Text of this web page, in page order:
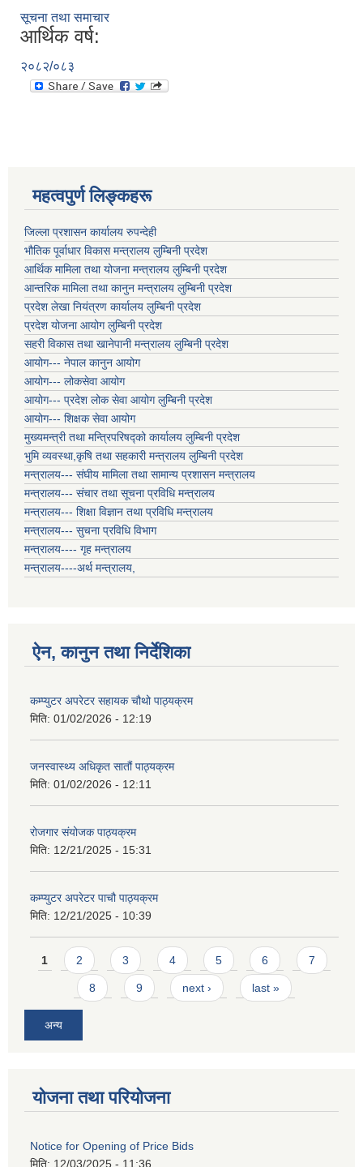
सूचना तथा समाचार
आर्थिक वर्ष:
२०८२/०८३
महत्वपुर्ण लिङ्कहरू
जिल्ला प्रशासन कार्यालय रुपन्देही
भौतिक पूर्वाधार विकास मन्त्रालय लुम्बिनी प्रदेश
आर्थिक मामिला तथा योजना मन्त्रालय लुम्बिनी प्रदेश
आन्तरिक मामिला तथा कानुन मन्त्रालय लुम्बिनी प्रदेश
प्रदेश लेखा नियंत्रण कार्यालय लुम्बिनी प्रदेश
प्रदेश योजना आयोग लुम्बिनी प्रदेश
सहरी विकास तथा खानेपानी मन्त्रालय लुम्बिनी प्रदेश
आयोग--- नेपाल कानुन आयोग
आयोग--- लोकसेवा आयोग
आयोग--- प्रदेश लोक सेवा आयोग लुम्बिनी प्रदेश
आयोग--- शिक्षक सेवा आयोग
मुख्यमन्त्री तथा मन्त्रिपरिषद्को कार्यालय लुम्बिनी प्रदेश
भुमि व्यवस्था,कृषि तथा सहकारी मन्त्रालय लुम्बिनी प्रदेश
मन्त्रालय--- संघीय मामिला तथा सामान्य प्रशासन मन्त्रालय
मन्त्रालय--- संचार तथा सूचना प्रविधि मन्त्रालय
मन्त्रालय--- शिक्षा विज्ञान तथा प्रविधि मन्त्रालय
मन्त्रालय--- सुचना प्रविधि विभाग
मन्त्रालय---- गृह मन्त्रालय
मन्त्रालय----अर्थ मन्त्रालय,
ऐन, कानुन तथा निर्देशिका
कम्प्युटर अपरेटर सहायक चौथो पाठ्यक्रम
मिति: 01/02/2026 - 12:19
जनस्वास्थ्य अधिकृत सातौं पाठ्यक्रम
मिति: 01/02/2026 - 12:11
रोजगार संयोजक पाठ्यक्रम
मिति: 12/21/2025 - 15:31
कम्प्युटर अपरेटर पाचौ पाठ्यक्रम
मिति: 12/21/2025 - 10:39
Pages
1 2 3 4 5 6 7
8 9 next › last »
अन्य
योजना तथा परियोजना
Notice for Opening of Price Bids
मिति: 12/03/2025 - 11:36